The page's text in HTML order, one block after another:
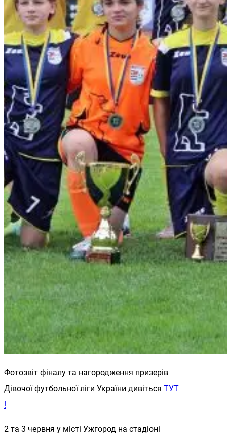
Фотозвіт фіналу та нагородження призерів
Дівочої футбольної ліги України дивіться ТУТ
!
2 та 3 червня у місті Ужгород на стадіоні